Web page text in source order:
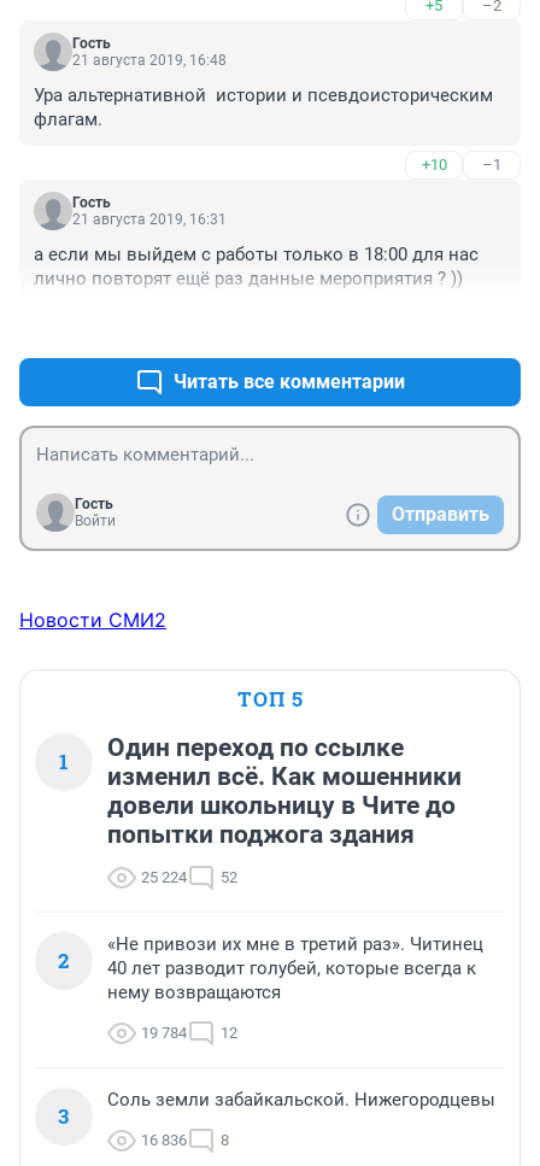
+5 –2
Гость
21 августа 2019, 16:48
Ура альтернативной  истории и псевдоисторическим
флагам.
+10 –1
Гость
21 августа 2019, 16:31
а если мы выйдем с работы только в 18:00 для нас
лично повторят ещё раз данные мероприятия ? ))
Читать все комментарии
Гость
Войти
Отправить
Новости СМИ2
ТОП 5
1
Один переход по ссылке
изменил всё. Как мошенники
довели школьницу в Чите до
попытки поджога здания
25 224 52
2
«Не привози их мне в третий раз». Читинец
40 лет разводит голубей, которые всегда к
нему возвращаются
19 784 12
3
Соль земли забайкальской. Нижегородцевы
16 836 8